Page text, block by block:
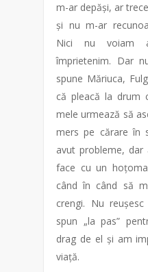
m-ar depăși, ar
și nu m-ar
Nici nu voiam
împrietenim. Dar
spune Măriuca,
că pleacă la drum
mele urmează să
mers pe cărare în
avut probleme,
face cu un
când în când să
crengi. Nu
spun „la pas”
drag de el și am
viață.